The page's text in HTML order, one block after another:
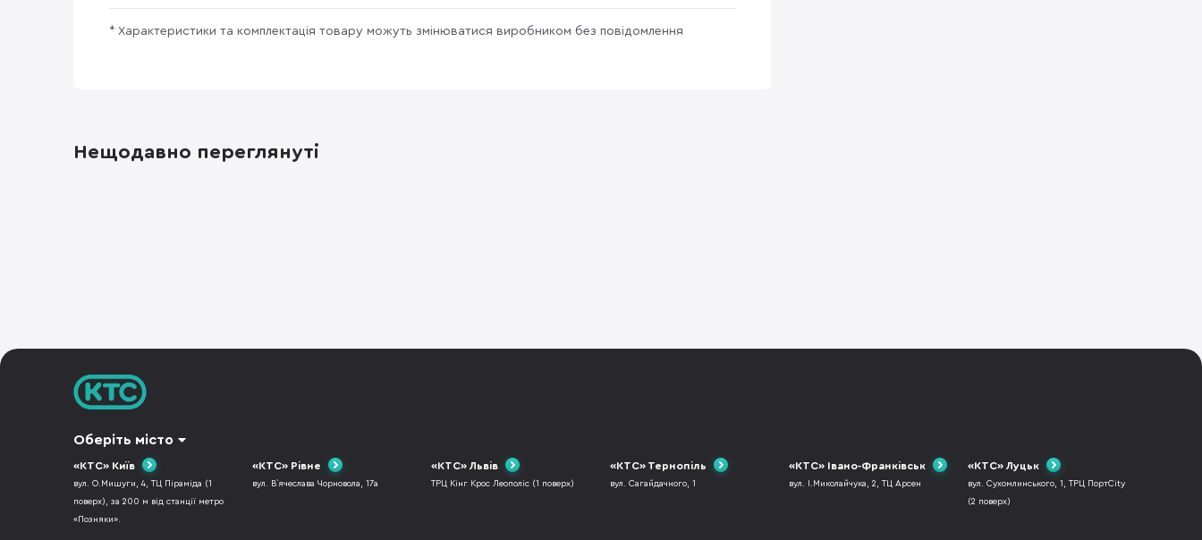
* Характеристики та комплектація товару можуть змінюватися виробником без повідомлення
Нещодавно переглянуті
Оберіть місто
«КТС» Київ
вул. О.Мишуги, 4, ТЦ Піраміда (1
поверх), за 200 м від станції метро
«Позняки».
«КТС» Рівне
вул. В`ячеслава Чорновола, 17а
«КТС» Львів
ТРЦ Кінг Крос Леополіс (1 поверх)
«КТС» Тернопіль
вул. Сагайдачного, 1
«КТС» Івано-Франківськ
вул. І.Миколайчука, 2, ТЦ Арсен
«КТС» Луцьк
вул. Сухомлинського, 1, ТРЦ ПортCity
(2 поверх)